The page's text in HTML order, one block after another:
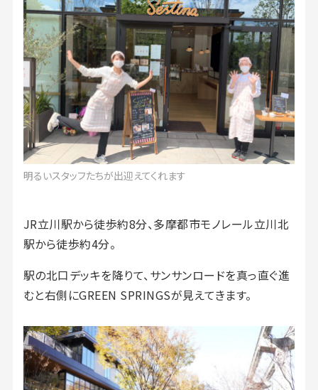
明るいスタッフたちが出迎えてくれます
JR立川駅から徒歩約8分、多摩都市モノレール立川北
駅から徒歩約4分。
駅の北口デッキを降りて、サンサンロードを真っ直ぐ進
むと右側にGREEN SPRINGSが見えてきます。